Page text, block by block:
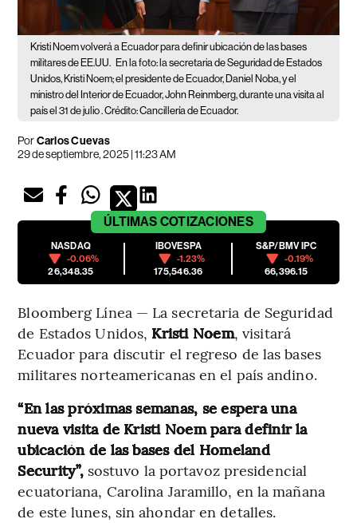
Kristi Noem volverá a Ecuador para definir ubicación de las bases
militares de EE.UU. En la foto: la secretaria de Seguridad de Estados
Unidos, Kristi Noem; el presidente de Ecuador, Daniel Noba, y el
ministro del Interior de Ecuador, John Reinmberg, durante una visita al
país el 31 de julio . Crédito: Cancillería de Ecuador.
PorCarlos Cuevas
29 de septiembre, 2025 | 11:23 AM
ÚLTIMAS COTIZACIONES
NASDAQ
-0.06%
26,348.35
IBOVESPA
-1.23%
175,546.36
S&P/BMV IPC
-0.19%
66,396.15
Bloomberg Línea — La secretaria de Seguridad
de Estados Unidos, Kristi Noem, visitará
Ecuador para discutir el regreso de las bases
militares norteamericanas en el país andino.
“En las próximas semanas, se espera una
nueva visita de Kristi Noem para definir la
ubicación de las bases del Homeland
Security”,sostuvo la portavoz presidencial
ecuatoriana, Carolina Jaramillo, en la mañana
de este lunes, sin ahondar en detalles.